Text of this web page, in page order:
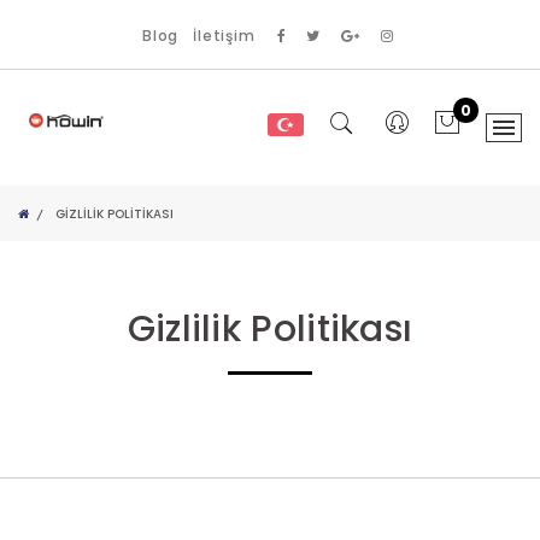
Blog İletişim
0
GIZLILIK POLITIKASI
Gizlilik Politikası